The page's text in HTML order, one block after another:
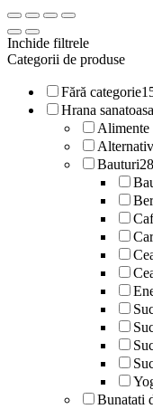
Inchide filtrele
Categorii de produse
Fără categorie
Hrana sanatoasa
Alimente
Bauturi
Bunatati